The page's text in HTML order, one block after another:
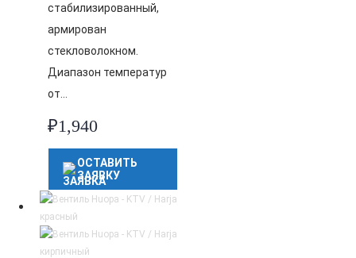
стабилизированный,
армирован
стекловолокном.
Диапазон температур
от…
₽1,940
ОСТАВИТЬ
ЗАЯВКУ